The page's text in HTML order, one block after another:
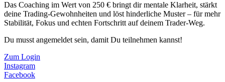
Das Coaching im Wert von 250 € bringt dir mentale Klarheit, stärkt
deine Trading-Gewohnheiten und löst hinderliche Muster – für mehr
Stabilität, Fokus und echten Fortschritt auf deinem Trader-Weg.
Du musst angemeldet sein, damit Du teilnehmen kannst!
Zum Login
Instagram
Facebook